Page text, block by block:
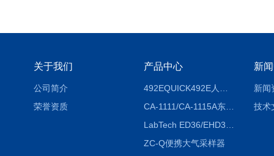
关于我们
公司简介
荣誉资质
产品中心
CA-1111/CA-1115A东京理化EYELA CA-1111/CA-1115A冷却水循环装置
ZC-Q便携大气采样器
新
新闻
技术